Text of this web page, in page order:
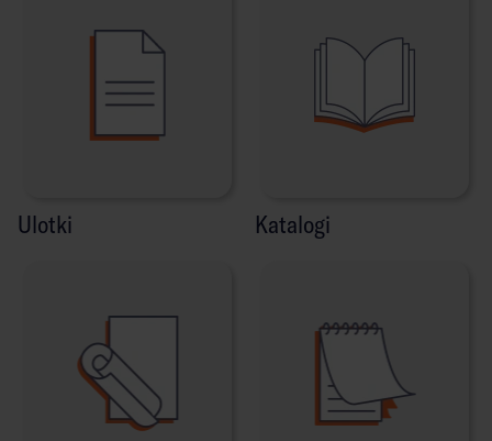
Ulotki Katalogi